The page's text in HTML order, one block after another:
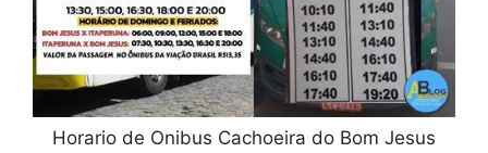
Horario de Onibus Cachoeira do Bom Jesus